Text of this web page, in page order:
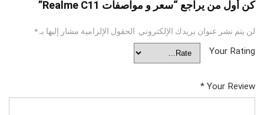
كن أول من يراجع “سعر و مواصفات Realme C11”
لن يتم نشر عنوان بريدك الإلكتروني. الحقول الإلزامية مشار إليها بـ*
Your Rating
Your Review
*